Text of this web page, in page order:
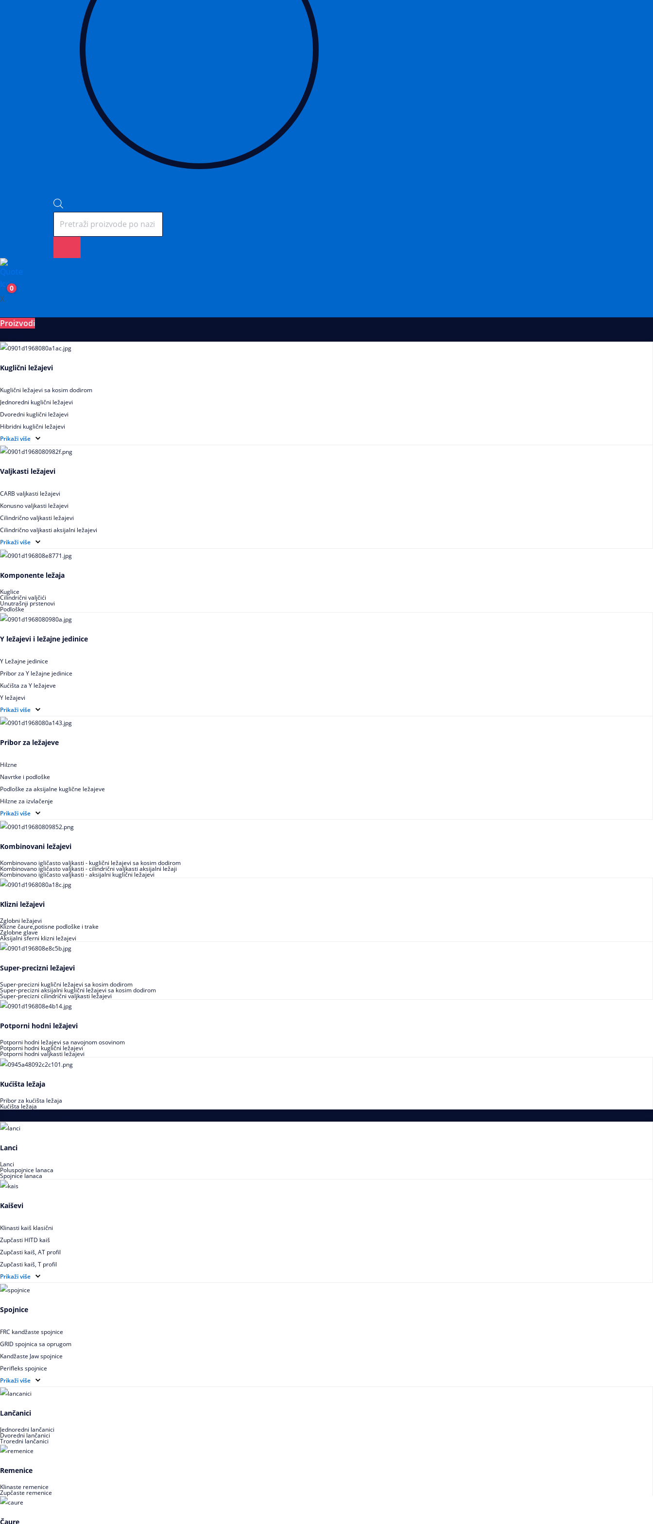
0
X
Proizvodi
Kuglični ležajevi
Kuglični ležajevi sa kosim dodirom
Jednoredni kuglični ležajevi
Dvoredni kuglični ležajevi
Hibridni kuglični ležajevi
Elektroizolovani kuglični ležajevi
Samopodesivi kuglični ležajevi
Kuglični ležajevi od nerđajućeg čelika
Prikaži više
Valjkasti ležajevi
CARB valjkasti ležajevi
Konusno valjkasti ležajevi
Cilindrično valjkasti ležajevi
Cilindrično valjkasti aksijalni ležajevi
Igličasti ležajevi
Igličasti aksijalni ležajevi
Buričasti zaptiveni ležajevi
Buričasti aksijalni ležajevi
Prikaži više
Komponente ležaja
Kuglice
Cilindrični valjčići
Unutrašnji prstenovi
Podloške
Y ležajevi i ležajne jedinice
Y Ležajne jedinice
Pribor za Y ležajne jedinice
Kućišta za Y ležajeve
Y ležajevi
Y Ležajne jedinice za prehrambenu industriju
Ležajne jedinice sa valjkastim ležajevima
Prikaži više
Pribor za ležajeve
Hilzne
Navrtke i podloške
Podloške za aksijalne kuglične ležajeve
Hilzne za izvlačenje
Ugaoni prstenovi za cilindrično valjkaste ležajeve
Prikaži više
Kombinovani ležajevi
Kombinovano igličasto valjkasti - kuglični ležajevi sa kosim dodirom
Kombinovano igličasto valjkasti - cilindrični valjkasti aksijalni ležaji
Kombinovano igličasto valjkasti - aksijalni kuglični ležajevi
Klizni ležajevi
Zglobni ležajevi
Klizne čaure,potisne podloške i trake
Zglobne glave
Aksijalni sferni klizni ležajevi
Super-precizni ležajevi
Super-precizni kuglični ležajevi sa kosim dodirom
Super-precizni aksijalni kuglični ležajevi sa kosim dodirom
Super-precizni cilindrični valjkasti ležajevi
Potporni hodni ležajevi
Potporni hodni ležajevi sa navojnom osovinom
Potporni hodni kuglični ležajevi
Potporni hodni valjkasti ležajevi
Kućišta ležaja
Pribor za kućišta ležaja
Kućišta ležaja
Lanci
Lanci
Poluspojnice lanaca
Spojnice lanaca
Kaiševi
Klinasti kaiš klasični
Zupčasti HITD kaiš
Zupčasti kaiš, AT profil
Zupčasti kaiš, T profil
Zupčasti kaiš XL
Zupčasti STD kaiš
Uskoprofilno klinasto remenje spojeno
Višekanalno remenje PJ,PK
Prikaži više
Spojnice
FRC kandžaste spojnice
GRID spojnica sa oprugom
Kandžaste Jaw spojnice
Perifleks spojnice
Univerzalne kardanske spojnice
Zupčaste spojnice
Prikaži više
Lančanici
Jednoredni lančanici
Dvoredni lančanici
Troredni lančanici
Remenice
Klinaste remenice
Zupčaste remenice
Čaure